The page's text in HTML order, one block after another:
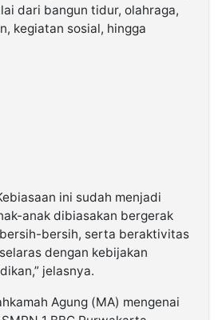
dari bangun tidur, olahraga,
kegiatan sosial, hingga
ini sudah menjadi
anak dibiasakan bergerak
bersih, serta beraktivitas
dengan kebijakan
jelasnya.
Agung (MA) mengenai